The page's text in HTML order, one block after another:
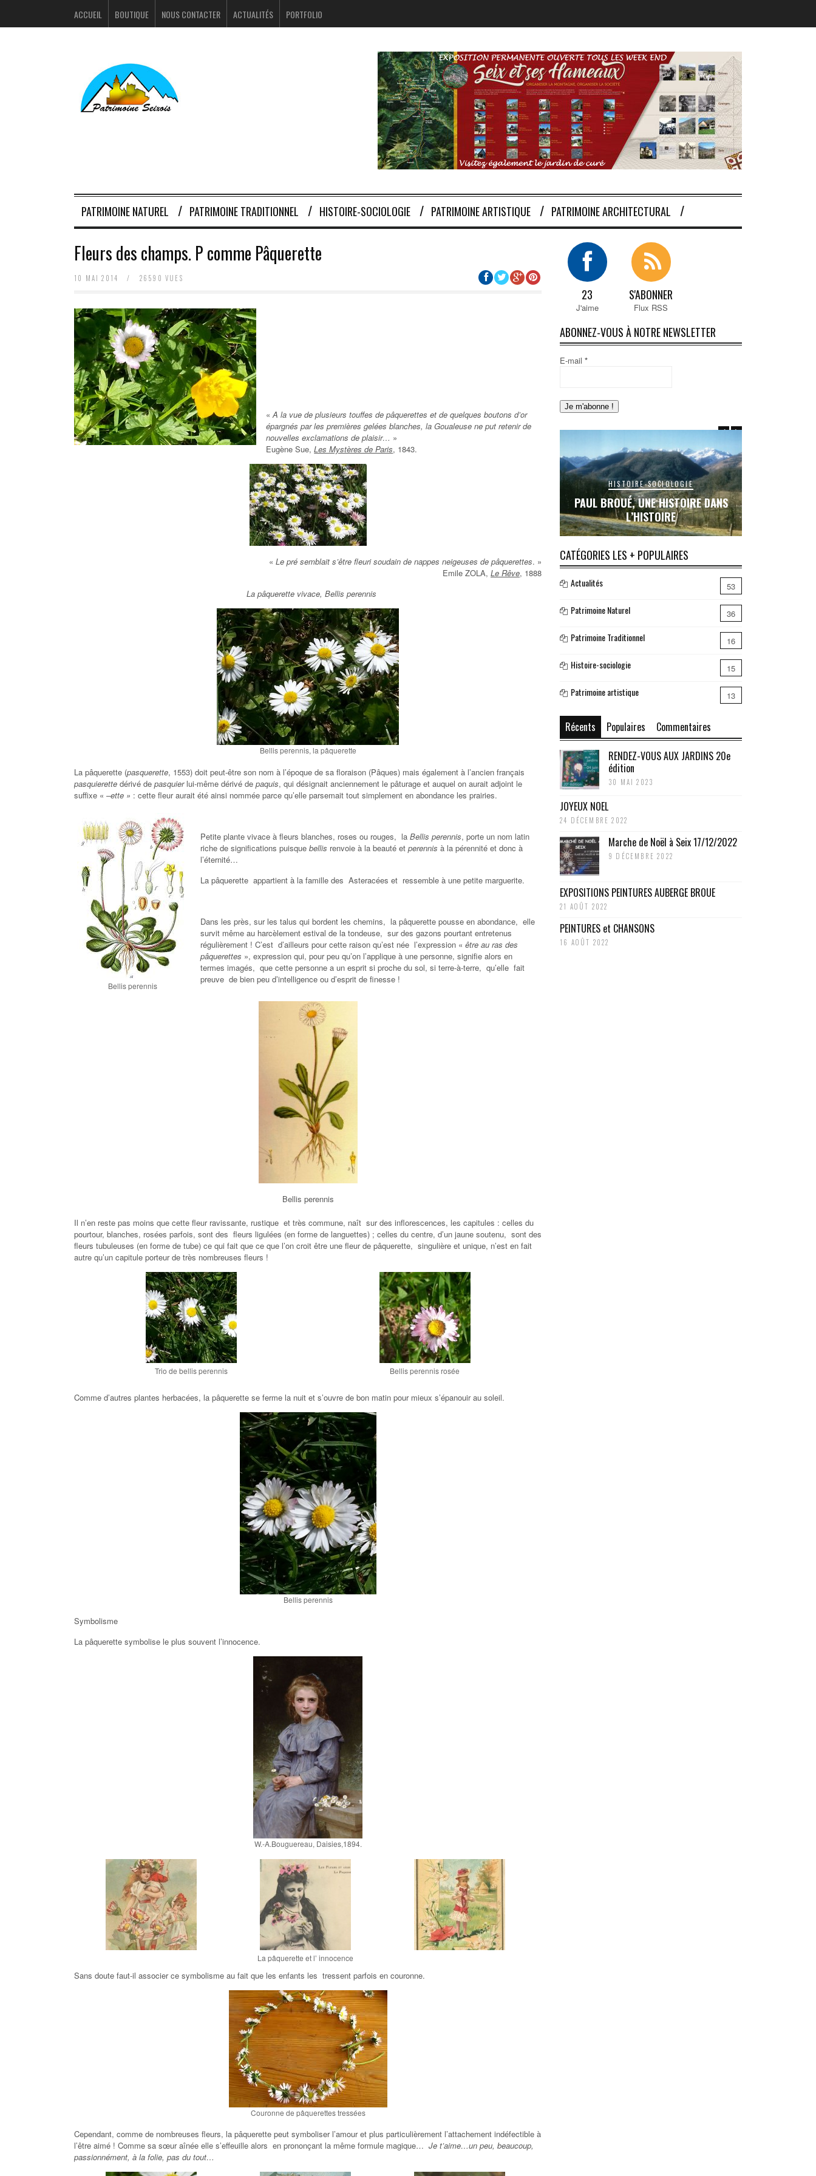
ACCUEIL BOUTIQUE NOUS CONTACTER ACTUALITÉS PORTFOLIO
PATRIMOINE NATUREL PATRIMOINE TRADITIONNEL HISTOIRE-SOCIOLOGIE PATRIMOINE ARTISTIQUE PATRIMOINE ARCHITECTURAL
Fleurs des champs. P comme Pâquerette
10 MAI 2014 / 26590 VUES
«A la vue de plusieurs touffes de pâquerettes et de quelques boutons d’or
épargnés par les premières gelées blanches, la Goualeuse ne put retenir de
nouvelles exclamations de plaisir… »
Eugène Sue,Les Mystères de Paris, 1843.
« Le pré semblait s’être fleuri soudain de nappes neigeuses de pâquerettes. »
Emile ZOLA, Le Rêve, 1888
La pâquerette vivace, Bellis perennis
Bellis perennis, la pâquerette
La pâquerette (pasquerette, 1553) doit peut-être son nom à l’époque de sa floraison (Pâques) mais également à l’ancien français
pasquierette dérivé de pasquier lui-même dérivé de paquis, qui désignait anciennement le pâturage et auquel on aurait adjoint le
suffixe « –ette » : cette fleur aurait été ainsi nommée parce qu’elle parsemait tout simplement en abondance les prairies.
Bellis perennis
Petite plante vivace à fleurs blanches, roses ou rouges, laBellis perennis, porte un nom latin
riche de significations puisquebellis renvoie à la beauté etperennisà la pérennité et donc à
l’éternité…
La pâquerette appartient à la famille des Asteracées et ressemble à une petite marguerite.
Dans les près, sur les talus qui bordent les chemins, la pâquerette pousse en abondance, elle
survit même au harcèlement estival de la tondeuse, sur des gazons pourtant entretenus
régulièrement ! C’est d’ailleurs pour cette raison qu’est née l’expression «être au ras des
pâquerettes », expression qui, pour peu qu’on l’applique à une personne, signifie alors en
termes imagés, que cette personne a un esprit si proche du sol, si terre-à-terre, qu’elle fait
preuve de bien peu d’intelligence ou d’esprit de finesse !
Bellis perennis
Il n’en reste pas moins que cette fleur ravissante, rustique et très commune, naît sur des inflorescences, les capitules : celles du
pourtour, blanches, rosées parfois, sont des fleurs ligulées (en forme de languettes) ; celles du centre, d’un jaune soutenu, sont des
fleurs tubuleuses (en forme de tube) ce qui fait que ce que l’on croit être une fleur de pâquerette, singulière et unique, n’est en fait
autre qu’un capitule porteur de très nombreuses fleurs !
Trio de bellis perennis Bellis perennis rosée
Comme d’autres plantes herbacées, la pâquerette se ferme la nuit et s’ouvre de bon matin pour mieux s’épanouir au soleil.
Bellis perennis
Symbolisme
La pâquerette symbolise le plus souvent l’innocence.
W.-A.Bouguereau, Daisies,1894.
La pâquerette et l’ innocence
Sans doute faut-il associer ce symbolisme au fait que les enfants les tressent parfois en couronne.
Couronne de pâquerettes tressées
Cependant, comme de nombreuses fleurs, la pâquerette peut symboliser l’amour et plus particulièrement l’attachement indéfectible à
l’être aimé ! Comme sa sœur aînée elle s’effeuille alors en prononçant la même formule magique… Je t’aime…un peu, beaucoup,
passionnément, à la folie, pas du tout…
23
J'aime
S'ABONNER
Flux RSS
ABONNEZ-VOUS À NOTRE NEWSLETTER
E-mail *
HISTOIRE-SOCIOLOGIE
PAUL BROUÉ, UNE HISTOIRE DANS
L’HISTOIRE
HISTOIRE-SOCIOLOGIE
LE RAIL EN COUSERANS : UNE ŒUVRE
INACHEVÉE, UN RÊVE BRISÉ…
CATÉGORIES LES + POPULAIRES
Actualités 53
Patrimoine Naturel 36
Patrimoine Traditionnel 16
Histoire-sociologie 15
Patrimoine artistique 13
Récents Populaires
Commentaires
RENDEZ-VOUS AUX JARDINS 20e
édition
30 MAI 2023
JOYEUX NOEL
24 DÉCEMBRE 2022
Marche de Noël à Seix 17/12/2022
9 DÉCEMBRE 2022
EXPOSITIONS PEINTURES AUBERGE BROUE
21 AOÛT 2022
PEINTURES et CHANSONS
16 AOÛT 2022